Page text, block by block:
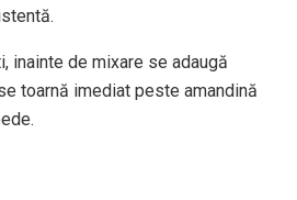
inainte de mixare se adaugă
toarnă imediat peste amandină